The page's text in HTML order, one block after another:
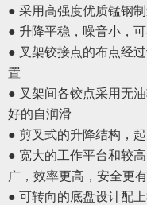
● 采用高强度优质锰钢
● 升降平稳，噪音小，
● 叉架铰接点的布点经
置
● 叉架间各铰点采用无
好的自润滑
● 剪叉式的升降结构，
● 宽大的工作平台和较
广，效率更高，安全更
● 可转向的底盘设计配